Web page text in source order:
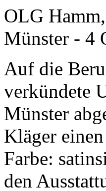
OLG
Münster - 4
Auf die
verkündete
Münster
Kläger
Farbe:
den